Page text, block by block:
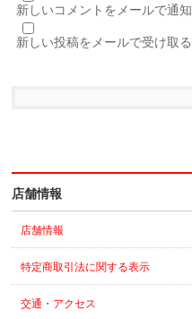
新しいコメントをメールで通知
新しい投稿をメールで受け取る
店舗情報
店舗情報
特定商取引法に関する表示
交通・アクセス